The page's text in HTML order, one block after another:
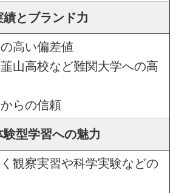
とブランド力
高い偏差値
山高校など難関大学への高
らの信頼
型学習への魅力
観察実習や科学実験などの